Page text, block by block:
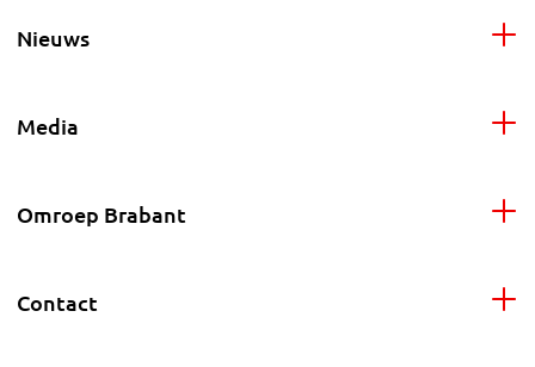
Nieuws
Media
Omroep Brabant
Contact